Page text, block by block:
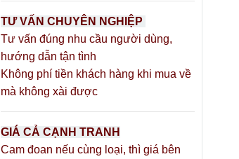
TƯ VẤN CHUYÊN NGHIỆP
Tư vấn đúng nhu cầu người dùng,
hướng dẫn tận tình
Không phí tiền khách hàng khi mua về
mà không xài được
GIÁ CẢ CẠNH TRANH
Cam đoan nếu cùng loại, thì giá bên